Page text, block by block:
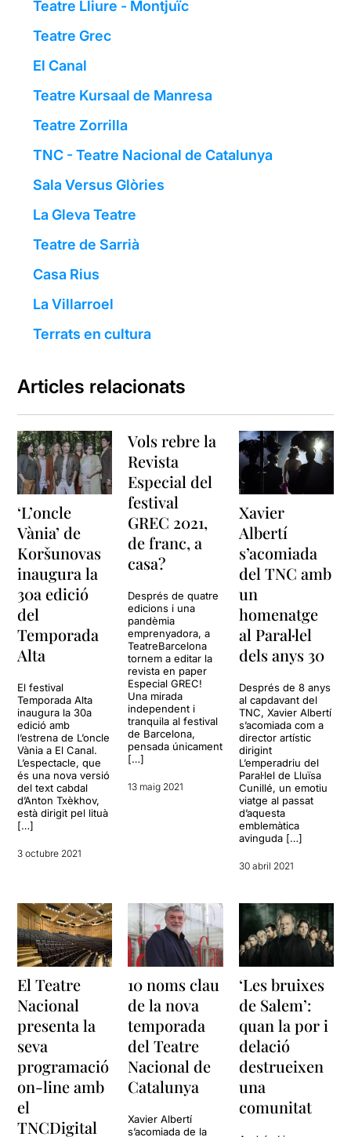
Teatre Lliure - Montjuïc
Teatre Grec
El Canal
Teatre Kursaal de Manresa
Teatre Zorrilla
TNC - Teatre Nacional de Catalunya
Sala Versus Glòries
La Gleva Teatre
Teatre de Sarrià
Casa Rius
La Villarroel
Terrats en cultura
Articles relacionats
‘L’oncle
Vània’ de
Koršunovas
inaugura la
30a edició
del
Temporada
Alta
El festival
Temporada Alta
inaugura la 30a
edició amb
l’estrena de L’oncle
Vània a El Canal.
L’espectacle, que
és una nova versió
del text cabdal
d’Anton Txèkhov,
està dirigit pel lituà
[…]
3 octubre 2021
Vols rebre la
Revista
Especial del
festival
GREC 2021,
de franc, a
casa?
Després de quatre
edicions i una
pandèmia
emprenyadora, a
TeatreBarcelona
tornem a editar la
revista en paper
Especial GREC!
Una mirada
independent i
tranquila al festival
de Barcelona,
pensada únicament
[…]
13 maig 2021
Xavier
Albertí
s’acomiada
del TNC amb
un
homenatge
al Paral·lel
dels anys 30
Després de 8 anys
al capdavant del
TNC, Xavier Albertí
s’acomiada com a
director artístic
dirigint
L’emperadriu del
Paral·lel de Lluïsa
Cunillé, un emotiu
viatge al passat
d’aquesta
emblemàtica
avinguda […]
30 abril 2021
El Teatre
Nacional
presenta la
seva
programació
on-line amb
el
TNCDigital
10 noms clau
de la nova
temporada
del Teatre
Nacional de
Catalunya
Xavier Albertí
s’acomiada de la
‘Les bruixes
de Salem’:
quan la por i
delació
destrueixen
una
comunitat